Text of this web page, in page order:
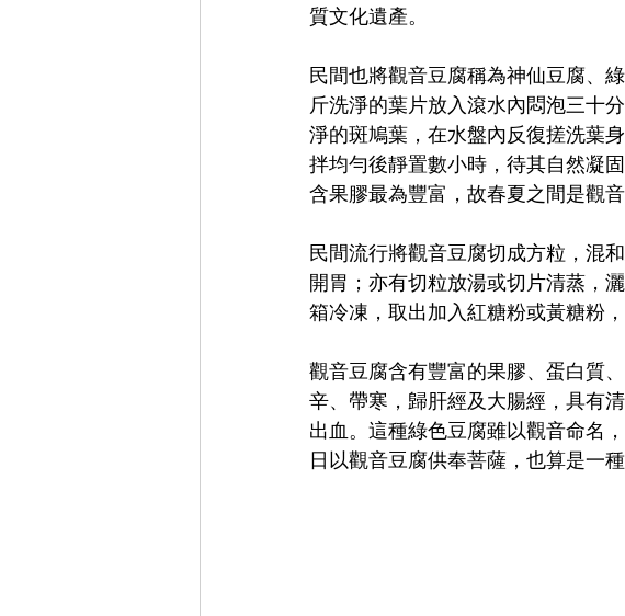
質文化遺產。
民間也將觀音豆腐稱為神仙豆腐、
斤洗淨的葉片放入滾水內悶泡三十
淨的斑鳩葉，在水盤內反復搓洗葉
拌均勻後靜置數小時，待其自然凝
含果膠最為豐富，故春夏之間是觀音
民間流行將觀音豆腐切成方粒，混
開胃；亦有切粒放湯或切片清蒸，
箱冷凍，取出加入紅糖粉或黃糖粉，
觀音豆腐含有豐富的果膠、蛋白質
辛、帶寒，歸肝經及大腸經，具有
出血。這種綠色豆腐雖以觀音命名
日以觀音豆腐供奉菩薩，也算是一種